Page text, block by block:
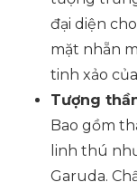
đại diện
mặt nhẵn
tinh xảo
Tượng
Bao gồm
linh thú
Garuda.